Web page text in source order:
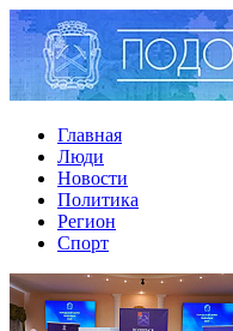
Главная
Люди
Новости
Политика
Регион
Спорт